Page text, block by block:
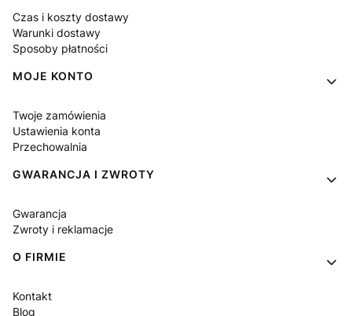
Czas i koszty dostawy
Warunki dostawy
Sposoby płatności
MOJE KONTO
Twoje zamówienia
Ustawienia konta
Przechowalnia
GWARANCJA I ZWROTY
Gwarancja
Zwroty i reklamacje
O FIRMIE
Kontakt
Blog